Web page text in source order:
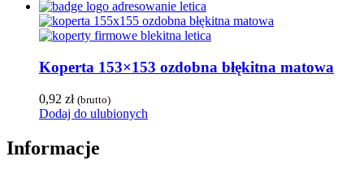
Koperta 153×153 ozdobna błękitna matowa
0,92 zł (brutto)
Dodaj do ulubionych
Informacje